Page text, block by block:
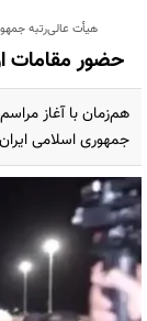
هیأت عالی‌رتبه
حضور مقامات
هم‌زمان با آغاز
جمهوری اسلامی